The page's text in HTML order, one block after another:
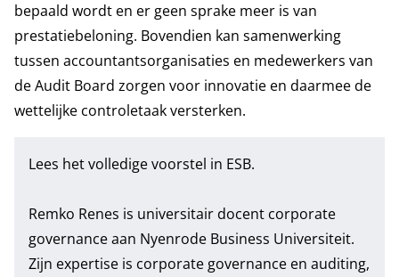
bepaald wordt en er geen sprake meer is van
prestatiebeloning. Bovendien kan samenwerking
tussen accountantsorganisaties en medewerkers van
de Audit Board zorgen voor innovatie en daarmee de
wettelijke controletaak versterken.
Lees het volledige voorstel in ESB.
Remko Renes is universitair docent corporate
governance aan Nyenrode Business Universiteit.
Zijn expertise is corporate governance en auditing,